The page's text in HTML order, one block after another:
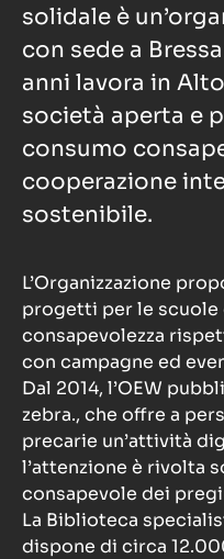
solidale è
con sede a
anni lavora in
società aperta e
consumo
cooperazione
sostenibile.
L’Organizzazione
progetti per le
consapevolezza
con campagne ed
Dal 2014, l’OEW
zebra., che offre a
precarie un’attività
l’attenzione è rivolta
consapevole dei
La Biblioteca
dispone di circa